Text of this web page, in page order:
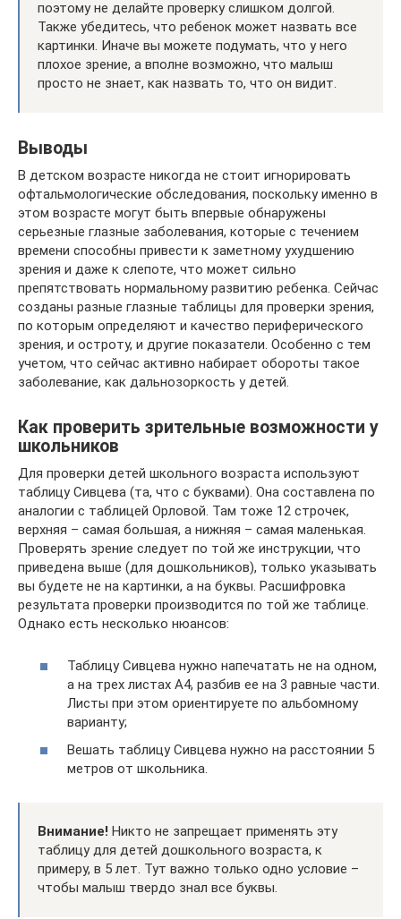
поэтому не делайте проверку слишком долгой.
Также убедитесь, что ребенок может назвать все
картинки. Иначе вы можете подумать, что у него
плохое зрение, а вполне возможно, что малыш
просто не знает, как назвать то, что он видит.
Выводы
В детском возрасте никогда не стоит игнорировать
офтальмологические обследования, поскольку именно в
этом возрасте могут быть впервые обнаружены
серьезные глазные заболевания, которые с течением
времени способны привести к заметному ухудшению
зрения и даже к слепоте, что может сильно
препятствовать нормальному развитию ребенка. Сейчас
созданы разные глазные таблицы для проверки зрения,
по которым определяют и качество периферического
зрения, и остроту, и другие показатели. Особенно с тем
учетом, что сейчас активно набирает обороты такое
заболевание, как дальнозоркость у детей.
Как проверить зрительные возможности у
школьников
Для проверки детей школьного возраста используют
таблицу Сивцева (та, что с буквами). Она составлена по
аналогии с таблицей Орловой. Там тоже 12 строчек,
верхняя – самая большая, а нижняя – самая маленькая.
Проверять зрение следует по той же инструкции, что
приведена выше (для дошкольников), только указывать
вы будете не на картинки, а на буквы. Расшифровка
результата проверки производится по той же таблице.
Однако есть несколько нюансов:
Таблицу Сивцева нужно напечатать не на одном,
а на трех листах А4, разбив ее на 3 равные части.
Листы при этом ориентируете по альбомному
варианту;
Вешать таблицу Сивцева нужно на расстоянии 5
метров от школьника.
Внимание! Никто не запрещает применять эту
таблицу для детей дошкольного возраста, к
примеру, в 5 лет. Тут важно только одно условие –
чтобы малыш твердо знал все буквы.